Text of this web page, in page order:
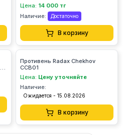
Цена: 14 000 тг
Наличие:
Достаточно
В корзину
Противень Radax Chekhov
CCB01
Цена: Цену уточняйте
Наличие:
Ожидается - 15.08.2026
В корзину